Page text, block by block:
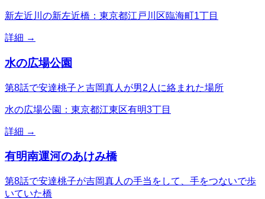
新左近川の新左近橋：東京都江戸川区臨海町1丁目
詳細 →
水の広場公園
第8話で安達桃子と吉岡真人が男2人に絡まれた場所
水の広場公園：東京都江東区有明3丁目
詳細 →
有明南運河のあけみ橋
第8話で安達桃子が吉岡真人の手当をして、手をつないで歩
いていた橋